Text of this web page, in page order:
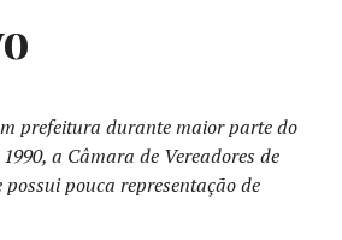
prefeitura durante maior parte do
a Câmara de Vereadores de
possui pouca representação de